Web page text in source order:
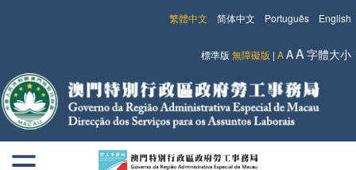
English
Português
简体中文
繁體中文
標準版 無障礙版 | AAA字體大小